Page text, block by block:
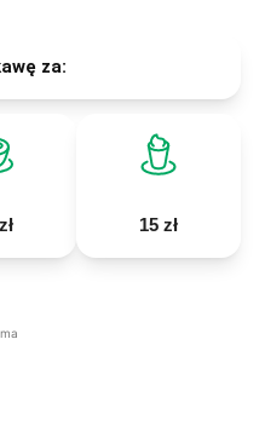
za:
15 zł